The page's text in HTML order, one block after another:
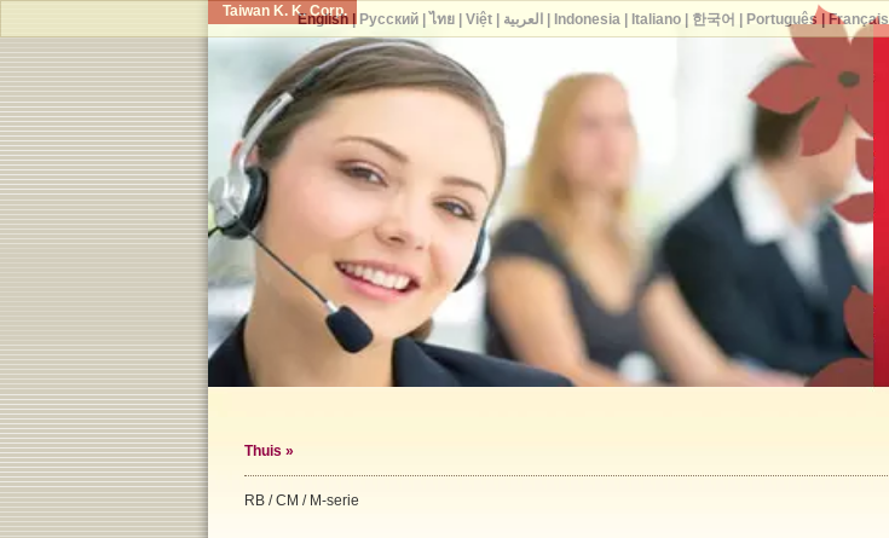
Taiwan K. K. Corp.
Thuis »
RB / CM / M-serie
English| Русский| ไทย| Việt| العربية Indonesia| Italiano| 한국어 Português Français